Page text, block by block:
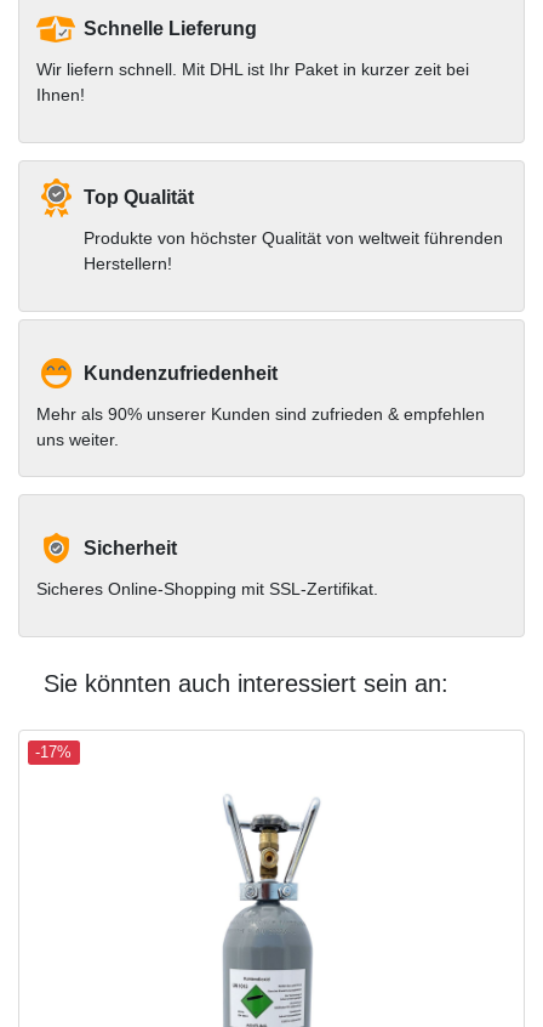
Schnelle Lieferung
Wir liefern schnell. Mit DHL ist Ihr Paket in kurzer zeit bei
Ihnen!
Top Qualität
Produkte von höchster Qualität von weltweit führenden
Herstellern!
Kundenzufriedenheit
Mehr als 90% unserer Kunden sind zufrieden & empfehlen
uns weiter.
Sicherheit
Sicheres Online-Shopping mit SSL-Zertifikat.
Sie könnten auch interessiert sein an:
-17%